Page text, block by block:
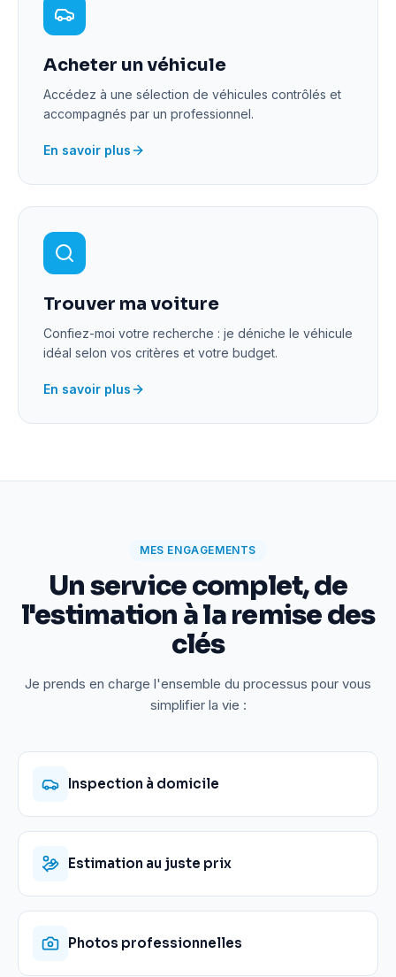
Acheter un véhicule
Accédez à une sélection de véhicules contrôlés et
accompagnés par un professionnel.
En savoir plus
Trouver ma voiture
Confiez-moi votre recherche : je déniche le véhicule
idéal selon vos critères et votre budget.
En savoir plus
MES ENGAGEMENTS
Un service complet, de
l'estimation à la remise des
clés
Je prends en charge l'ensemble du processus pour vous
simplifier la vie :
Inspection à domicile
Estimation au juste prix
Photos professionnelles